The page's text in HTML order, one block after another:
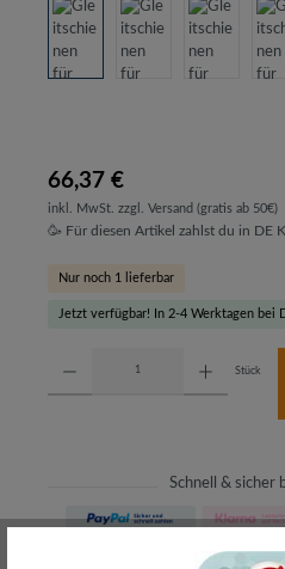
66,37 €
inkl. MwSt. zzgl. Versand (gratis ab 50€)
🥳 Für diesen Artikel zahlst du in DE
Nur noch 1 lieferbar
Jetzt verfügbar! In 2-4 Werktagen bei
Stück
Schnell & sicher